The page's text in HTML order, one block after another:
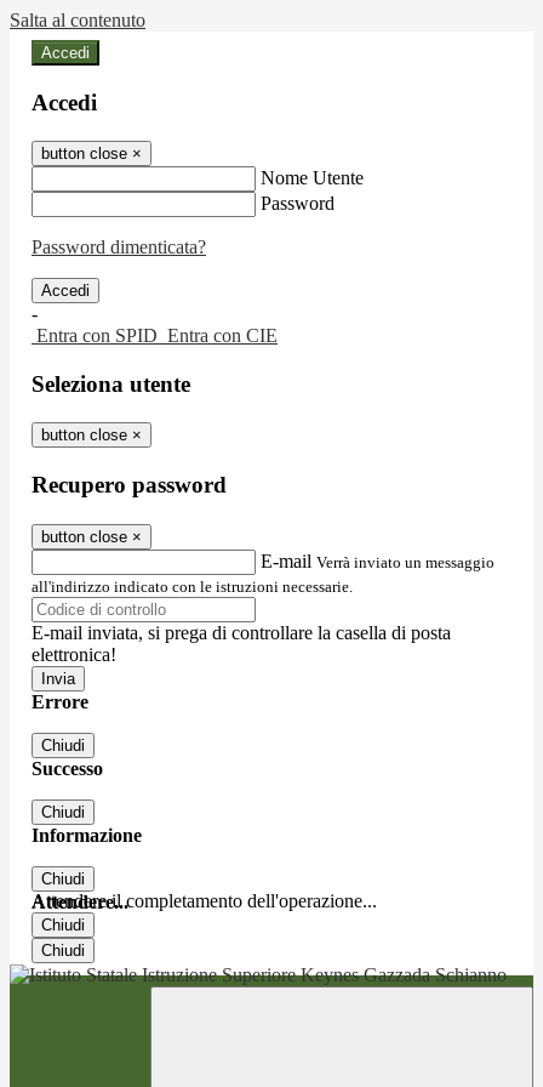
Salta al contenuto
Accedi
Accedi
button close ×
Nome Utente
Password
Password dimenticata?
-
Entra con SPID Entra con CIE
Seleziona utente
button close ×
Recupero password
button close ×
E-mail Verrà inviato un messaggio
all'indirizzo indicato con le istruzioni necessarie.
E-mail inviata, si prega di controllare la casella di posta
elettronica!
Errore
Chiudi
Successo
Chiudi
Informazione
Chiudi
Attendere...
Attendere il completamento dell'operazione...
Chiudi
Chiudi